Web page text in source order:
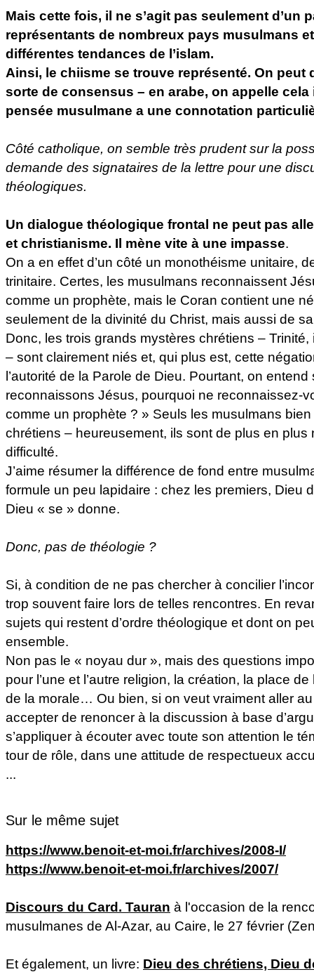
Mais cette fois, il ne s’agit pas seulement d’un
représentants de nombreux pays musulmans
différentes tendances de l’islam.
Ainsi, le chiisme se trouve représenté. On peut
sorte de consensus – en arabe, on appelle cela
pensée musulmane a une connotation
Côté catholique, on semble très prudent sur la
demande des signataires de la lettre pour une
théologiques.
Un dialogue théologique frontal ne peut pas
et christianisme. Il mène vite à une impasse.
On a en effet d’un côté un monothéisme unitaire,
trinitaire. Certes, les musulmans reconnaissent
comme un prophète, mais le Coran contient une
seulement de la divinité du Christ, mais aussi de
Donc, les trois grands mystères chrétiens –
– sont clairement niés et, qui plus est, cette
l’autorité de la Parole de Dieu. Pourtant, on
reconnaissons Jésus, pourquoi ne reconnaissez-
comme un prophète ? » Seuls les musulmans
chrétiens – heureusement, ils sont de plus en plus
difficulté.
J’aime résumer la différence de fond entre
formule un peu lapidaire : chez les premiers, Dieu
Dieu « se » donne.
Donc, pas de théologie ?
Si, à condition de ne pas chercher à concilier
trop souvent faire lors de telles rencontres. En
sujets qui restent d’ordre théologique et dont on
ensemble.
Non pas le « noyau dur », mais des questions
pour l’une et l’autre religion, la création, la place
de la morale… Ou bien, si on veut vraiment aller
accepter de renoncer à la discussion à base
s’appliquer à écouter avec toute son attention le
tour de rôle, dans une attitude de respectueux
...
Sur le même sujet
https://www.benoit-et-moi.fr/archives/2008-I/
https://www.benoit-et-moi.fr/archives/2007/
Discours du Card. Tauran à l'occasion de la
musulmanes de Al-Azar, au Caire, le 27 février
Et également, un livre: Dieu des chrétiens, Dieu